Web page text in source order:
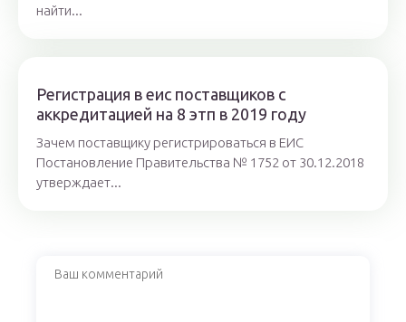
найти...
Регистрация в еис поставщиков с
аккредитацией на 8 этп в 2019 году
Зачем поставщику регистрироваться в ЕИС
Постановление Правительства № 1752 от 30.12.2018
утверждает...